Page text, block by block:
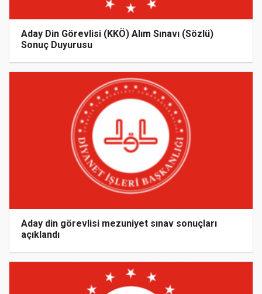
Aday Din Görevlisi (KKÖ) Alım Sınavı (Sözlü)
Sonuç Duyurusu
Aday din görevlisi mezuniyet sınav sonuçları
açıklandı